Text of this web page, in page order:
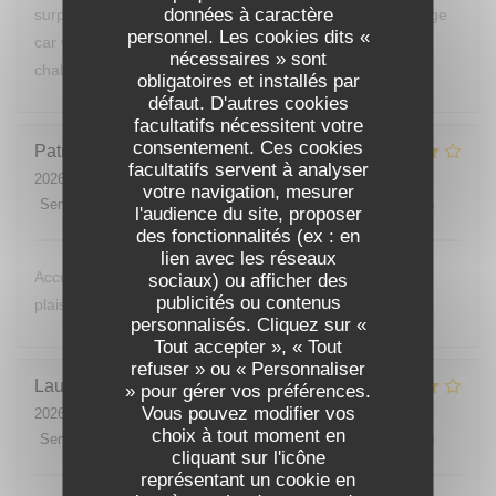
données à caractère
personnel. Les cookies dits «
nécessaires » sont
obligatoires et installés par
défaut. D'autres cookies
facultatifs nécessitent votre
consentement. Ces cookies
facultatifs servent à analyser
votre navigation, mesurer
l'audience du site, proposer
des fonctionnalités (ex : en
lien avec les réseaux
sociaux) ou afficher des
publicités ou contenus
personnalisés. Cliquez sur «
Tout accepter », « Tout
refuser » ou « Personnaliser
» pour gérer vos préférences.
Vous pouvez modifier vos
choix à tout moment en
cliquant sur l'icône
représentant un cookie en
surprise. Vous devriez changer de cuisinier c’est dommage
car votre restaurant est bien placé et votre accueil était
chaleureux.
Patrick
2026-07-24
- 12:00 - Couverts 1
Service
Ambiance Cuisine /5
Accueil très agréable,. Je reviendrai avec beaucoup de
plaisir.
Laurent
2026-07-25
- 20:00 - Couverts 2
Service
Ambiance: 4 /5 Cuisine: 4/5 Qualité / Prix /5